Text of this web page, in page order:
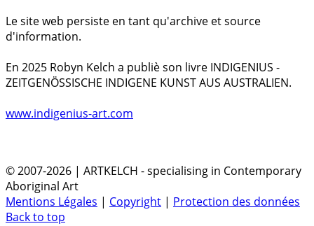
Le site web persiste en tant qu'archive et source
d'information.
En 2025 Robyn Kelch a publiè son livre INDIGENIUS -
ZEITGENÖSSISCHE INDIGENE KUNST AUS AUSTRALIEN.
www.indigenius-art.com
© 2007-2026 | ARTKELCH - specialising in Contemporary
Aboriginal Art
Mentions Légales | Copyright | Protection des données
Back to top